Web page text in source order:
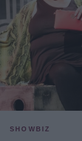
SHOWBIZ